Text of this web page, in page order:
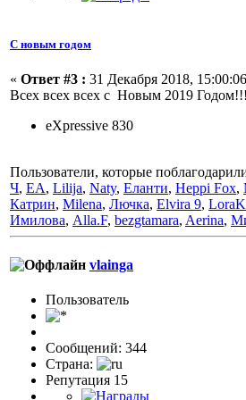
С новым годом
« Ответ #3 : 31 Декабря 2018,
Всех всех всех с Новым 2019
eXpressive 830
Пользователи, которые
Ч, ЕА, Lilija, Naty, Еланти, Heppi Fox,
Катрин, Milena, Лючка, Elvira 9, LoraK
Имилова, Alla.F, bezgtamara, Aerina,
vlainga
Пользовaтeль
Сообщений: 344
Страна:
Репутация 15